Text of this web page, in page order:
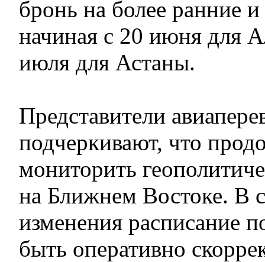
бронь на более ранние
начиная с 20 июня для
июля для Астаны.
Представители
подчеркивают, что
мониторить
на Ближнем Востоке. В
изменения расписание
быть оперативно